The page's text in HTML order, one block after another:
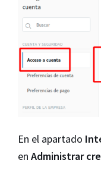
En el apartado
en Administrar